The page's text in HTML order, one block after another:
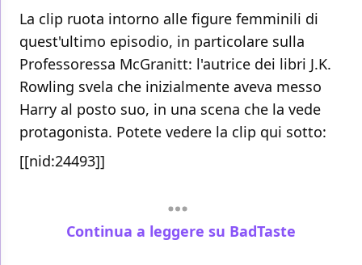
La clip ruota intorno alle figure femminili di
quest'ultimo episodio, in particolare sulla
Professoressa McGranitt: l'autrice dei libri J.K.
Rowling svela che inizialmente aveva messo
Harry al posto suo, in una scena che la vede
protagonista. Potete vedere la clip qui sotto:
[[nid:24493]]
Continua a leggere su BadTaste